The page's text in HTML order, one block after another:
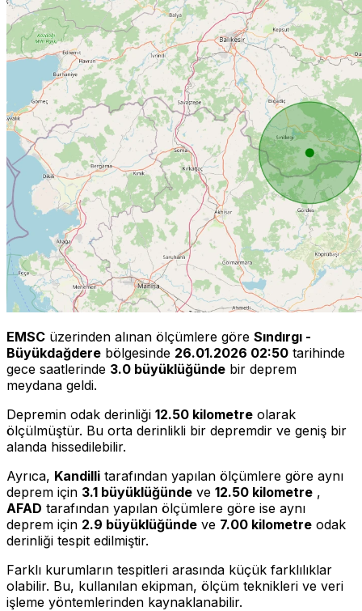
EMSC üzerinden alınan ölçümlere göre Sındırgı -
Büyükdağdere bölgesinde 26.01.2026 02:50 tarihinde
gece saatlerinde 3.0 büyüklüğünde bir deprem
meydana geldi.
Depremin odak derinliği 12.50 kilometre olarak
ölçülmüştür. Bu orta derinlikli bir depremdir ve geniş bir
alanda hissedilebilir.
Ayrıca, Kandilli tarafından yapılan ölçümlere göre aynı
deprem için 3.1 büyüklüğünde ve 12.50 kilometre ,
AFAD tarafından yapılan ölçümlere göre ise aynı
deprem için 2.9 büyüklüğünde ve 7.00 kilometre odak
derinliği tespit edilmiştir.
Farklı kurumların tespitleri arasında küçük farklılıklar
olabilir. Bu, kullanılan ekipman, ölçüm teknikleri ve veri
işleme yöntemlerinden kaynaklanabilir.